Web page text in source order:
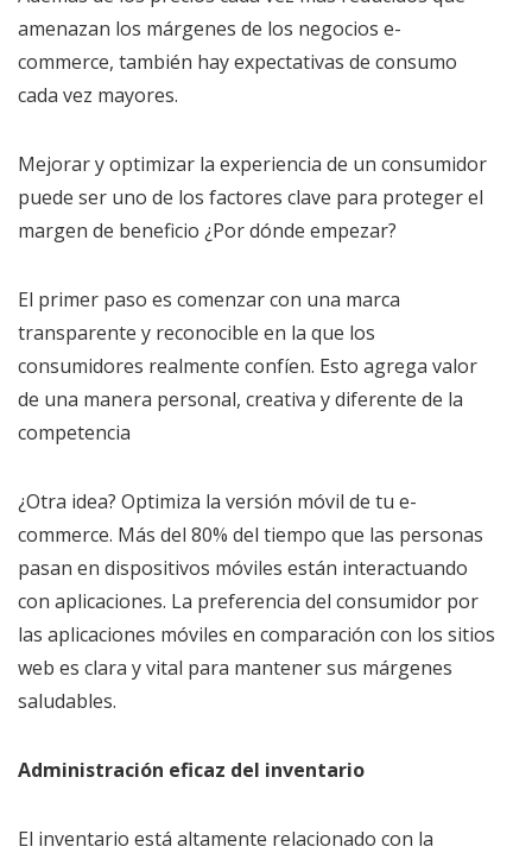
amenazan los márgenes de los negocios e-
commerce, también hay expectativas de consumo
cada vez mayores.
Mejorar y optimizar la experiencia de un consumidor
puede ser uno de los factores clave para proteger el
margen de beneficio ¿Por dónde empezar?
El primer paso es comenzar con una marca
transparente y reconocible en la que los
consumidores realmente confíen. Esto agrega valor
de una manera personal, creativa y diferente de la
competencia
¿Otra idea? Optimiza la versión móvil de tu e-
commerce. Más del 80% del tiempo que las personas
pasan en dispositivos móviles están interactuando
con aplicaciones. La preferencia del consumidor por
las aplicaciones móviles en comparación con los sitios
web es clara y vital para mantener sus márgenes
saludables.
Administración eficaz del inventario
El inventario está altamente relacionado con la